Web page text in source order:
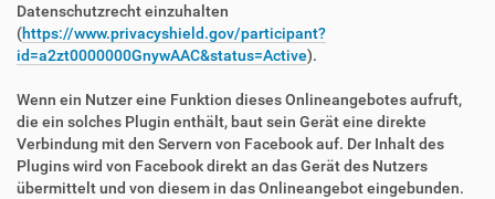
Datenschutzrecht einzuhalten
(https://www.privacyshield.gov/participant?
id=a2zt0000000GnywAAC&status=Active).
Wenn ein Nutzer eine Funktion dieses Onlineangebotes aufruft,
die ein solches Plugin enthält, baut sein Gerät eine direkte
Verbindung mit den Servern von Facebook auf. Der Inhalt des
Plugins wird von Facebook direkt an das Gerät des Nutzers
übermittelt und von diesem in das Onlineangebot eingebunden.